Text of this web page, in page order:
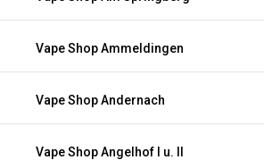
Vape Shop Ammeldingen
Vape Shop Andernach
Vape Shop Angelhof I u. II